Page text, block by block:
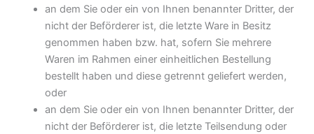
an dem Sie oder ein von Ihnen benannter Dritter, der
nicht der Beförderer ist, die letzte Ware in Besitz
genommen haben bzw. hat, sofern Sie mehrere
Waren im Rahmen einer einheitlichen Bestellung
bestellt haben und diese getrennt geliefert werden,
oder
an dem Sie oder ein von Ihnen benannter Dritter, der
nicht der Beförderer ist, die letzte Teilsendung oder